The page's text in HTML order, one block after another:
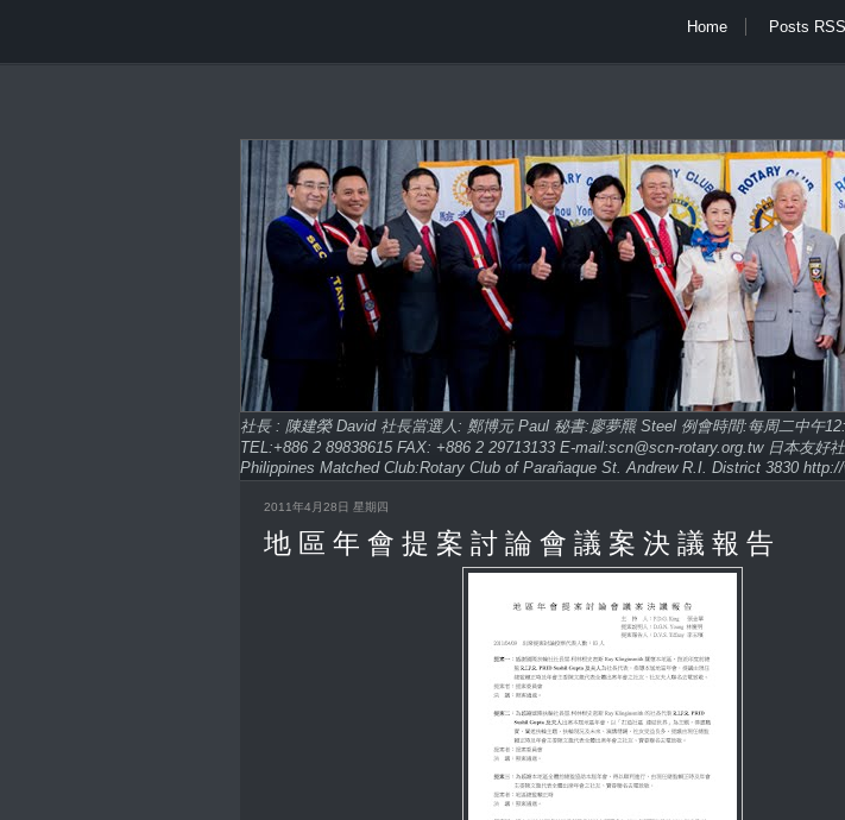
Home Posts RSS
社長 : 陳建榮 David 社長當選人: 鄭博元 Paul 秘書:廖夢羆 Steel 例會時間:每周二中午
TEL:+886 2 89838615 FAX: +886 2 29713133 E-mail:scn@scn-rotary.org.tw 日本友
Philippines Matched Club:Rotary Club of Parañaque St. Andrew R.I. District 3830
2011年4月28日 星期四
地 區 年 會 提 案 討 論 會 議 案 決 議 報 告